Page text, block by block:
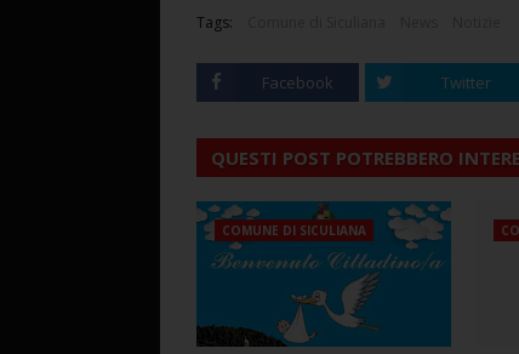
Tags:
Facebook Twitter
QUESTI POST POTREBBERO
COMUNE DI SICULIANA